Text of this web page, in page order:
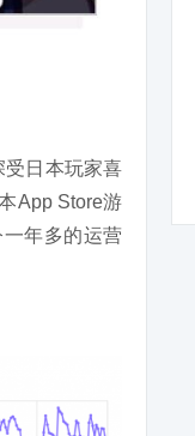
受日本玩家喜
App Store游
一年多的运营